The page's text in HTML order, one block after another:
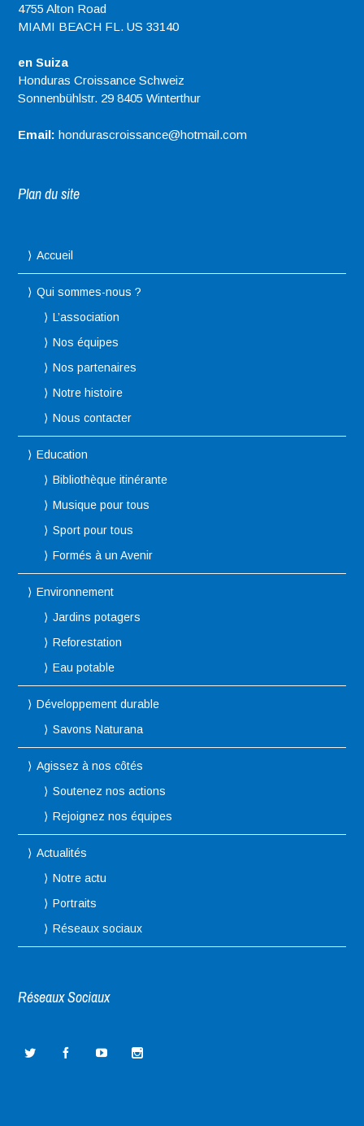
4755 Alton Road
MIAMI BEACH FL. US 33140
en Suiza
Honduras Croissance Schweiz
Sonnenbühlstr. 29 8405 Winterthur
Email: hondurascroissance@hotmail.com
Plan du site
Accueil
Qui sommes-nous ?
L’association
Nos équipes
Nos partenaires
Notre histoire
Nous contacter
Education
Bibliothèque itinérante
Musique pour tous
Sport pour tous
Formés à un Avenir
Environnement
Jardins potagers
Reforestation
Eau potable
Développement durable
Savons Naturana
Agissez à nos côtés
Soutenez nos actions
Rejoignez nos équipes
Actualités
Notre actu
Portraits
Réseaux sociaux
Réseaux Sociaux